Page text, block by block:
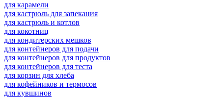
для карамели
для кастрюль для запекания
для кастрюль и котлов
для кокотниц
для кондитерских мешков
для контейнеров для подачи
для контейнеров для продуктов
для контейнеров для теста
для корзин для хлеба
для кофейников и термосов
для кувшинов